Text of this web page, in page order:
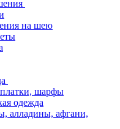
на шею
шарфы
одежда
алладины, афгани,